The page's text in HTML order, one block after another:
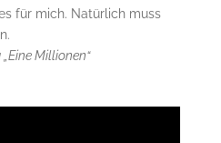
für mich. Natürlich muss
Millionen“